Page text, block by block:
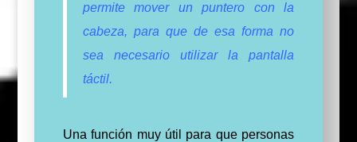
permite mover un puntero con la
cabeza, para que de esa forma no
sea necesario utilizar la pantalla
táctil.
Una función muy útil para que personas